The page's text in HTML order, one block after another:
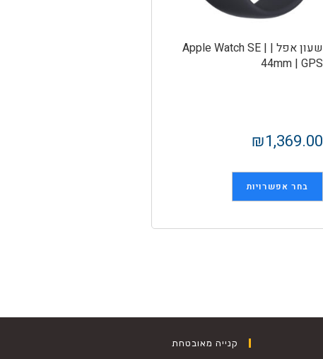
שעון אפל | Apple Watch SE |
44mm | GPS
₪1,369.00
בחר אפשרויות
קנייה מאובטחת